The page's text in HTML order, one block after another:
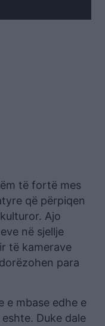
të fortë mes
që përpiqen
Ajo
në sjellje
të kamerave
para
e mbase edhe e
Duke dale